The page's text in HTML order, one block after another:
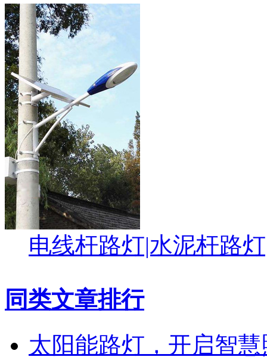
电线杆路灯|水泥杆路
同类文章排行
太阳能路灯，开启智